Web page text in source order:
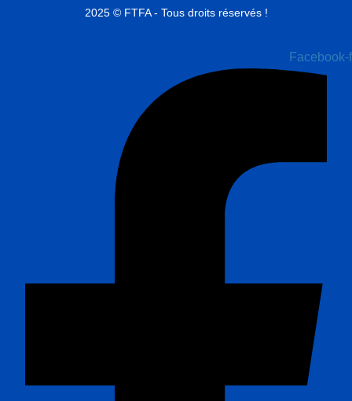
2025 © FTFA - Tous droits réservés !
Facebook-f